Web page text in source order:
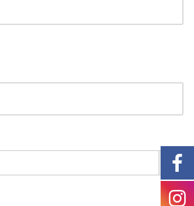
Search Button